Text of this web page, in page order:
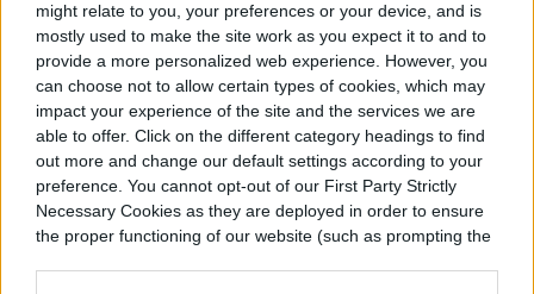
might relate to you, your preferences or your device, and is
mostly used to make the site work as you expect it to and to
provide a more personalized web experience. However, you
can choose not to allow certain types of cookies, which may
impact your experience of the site and the services we are
able to offer. Click on the different category headings to find
out more and change our default settings according to your
preference. You cannot opt-out of our First Party Strictly
Necessary Cookies as they are deployed in order to ensure
the proper functioning of our website (such as prompting the
35.000 direcciones de correo
electrónico
4.060 conversaciones privadas entre
agentes
Datos de identificación de 17.000
propietarios humanos